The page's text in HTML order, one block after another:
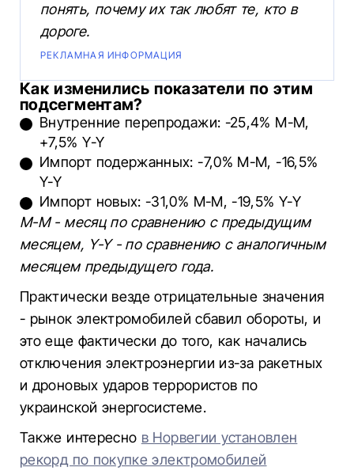
понять, почему их так любят те, кто в
дороге.
РЕКЛАМНАЯ ИНФОРМАЦИЯ
Как изменились показатели по этим
подсегментам?
Внутренние перепродажи: -25,4% M-M,
+7,5% Y-Y
Импорт подержанных: -7,0% M-M, -16,5%
Y-Y
Импорт новых: -31,0% M-M, -19,5% Y-Y
М-М - месяц по сравнению с предыдущим
месяцем, Y-Y - по сравнению с аналогичным
месяцем предыдущего года.
Практически везде отрицательные значения
- рынок электромобилей сбавил обороты, и
это еще фактически до того, как начались
отключения электроэнергии из-за ракетных
и дроновых ударов террористов по
украинской энергосистеме.
Также интересно в Норвегии установлен
рекорд по покупке электромобилей